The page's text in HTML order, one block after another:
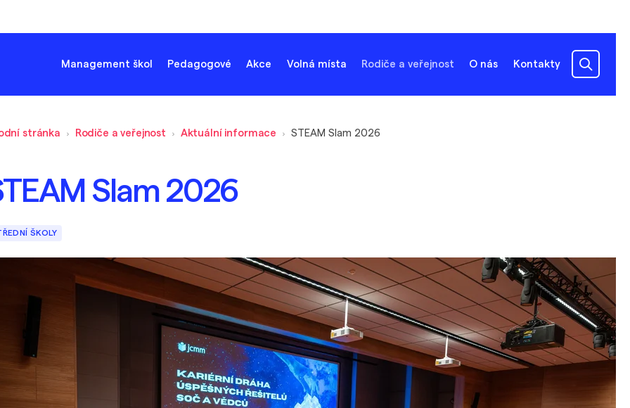
Management škol Pedagogové Akce Volná místa Rodiče a veřejnost O nás Kontakty
stránka Rodiče a veřejnost Aktuální informace STEAM Slam 2026
Slam 2026
ŠKOLY